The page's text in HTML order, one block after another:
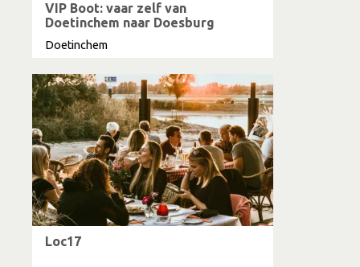
VIP Boot: vaar zelf van
Doetinchem naar Doesburg
Doetinchem
Loc17